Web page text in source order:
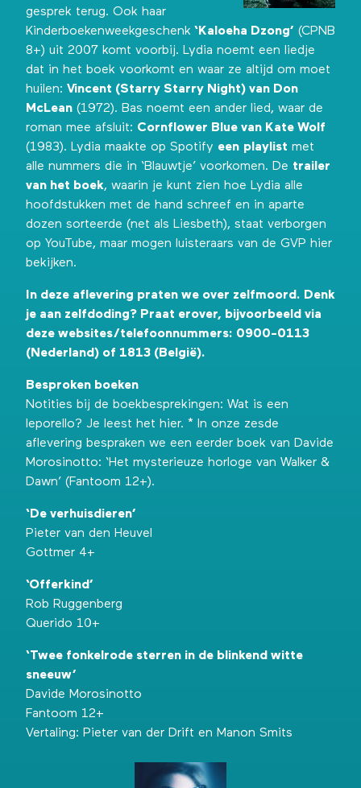
gesprek terug. Ook haar
Kinderboekenweekgeschenk ‘Kaloeha Dzong’ (CPNB
8+) uit 2007 komt voorbij. Lydia noemt een liedje
dat in het boek voorkomt en waar ze altijd om moet
huilen: Vincent (Starry Starry Night) van Don
McLean (1972). Bas noemt een ander lied, waar de
roman mee afsluit: Cornflower Blue van Kate Wolf
(1983). Lydia maakte op Spotify een playlist met
alle nummers die in ‘Blauwtje’ voorkomen. De trailer
van het boek, waarin je kunt zien hoe Lydia alle
hoofdstukken met de hand schreef en in aparte
dozen sorteerde (net als Liesbeth), staat verborgen
op YouTube, maar mogen luisteraars van de GVP hier
bekijken.
In deze aflevering praten we over zelfmoord. Denk
je aan zelfdoding? Praat erover, bijvoorbeeld via
deze websites/telefoonnummers: 0900-0113
(Nederland) of 1813 (België).
Besproken boeken
Notities bij de boekbesprekingen: Wat is een
leporello? Je leest het hier. * In onze zesde
aflevering bespraken we een eerder boek van Davide
Morosinotto: ‘Het mysterieuze horloge van Walker &
Dawn’ (Fantoom 12+).
‘De verhuisdieren’
Pieter van den Heuvel
Gottmer 4+
‘Offerkind’
Rob Ruggenberg
Querido 10+
‘Twee fonkelrode sterren in de blinkend witte
sneeuw’
Davide Morosinotto
Fantoom 12+
Vertaling: Pieter van der Drift en Manon Smits